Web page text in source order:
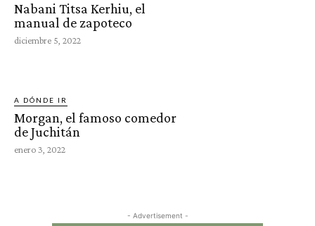
Nabani Titsa Kerhiu, el
manual de zapoteco
diciembre 5, 2022
A DÓNDE IR
Morgan, el famoso comedor
de Juchitán
enero 3, 2022
- Advertisement -